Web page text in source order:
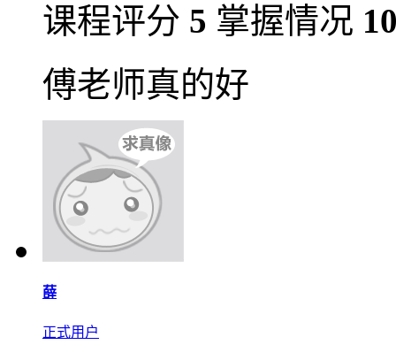
课程评分 5 掌握情况
傅老师真的好
薛
正式用户